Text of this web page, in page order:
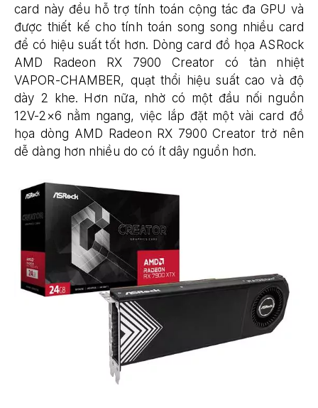
card này đều hỗ trợ tính toán cộng tác đa GPU và
được thiết kế cho tính toán song song nhiều card
để có hiệu suất tốt hơn. Dòng card đồ họa ASRock
AMD Radeon RX 7900 Creator có tản nhiệt
VAPOR-CHAMBER, quạt thổi hiệu suất cao và độ
dày 2 khe. Hơn nữa, nhờ có một đầu nối nguồn
12V-2×6 nằm ngang, việc lắp đặt một vài card đồ
họa dòng AMD Radeon RX 7900 Creator trở nên
dễ dàng hơn nhiều do có ít dây nguồn hơn.